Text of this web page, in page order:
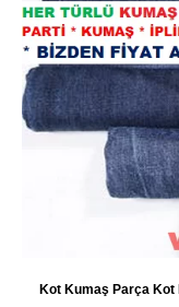
Kot Kumaş Parça